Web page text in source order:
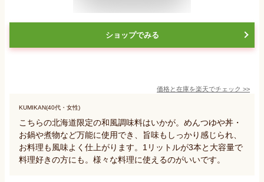
ショップでみる
価格と在庫を楽天でチェック >>
KUMIKAN(40代・女性)
こちらの北海道限定の和風調味料はいかが。めんつゆや丼・
お鍋や煮物など万能に使用でき、旨味もしっかり感じられ、
お料理も風味よく仕上がります。1リットルが3本と大容量で
料理好きの方にも。様々な料理に使えるのがいいです。